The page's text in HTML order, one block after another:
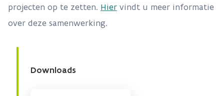
projecten op te zetten. Hier vindt u meer informatie
over deze samenwerking.
Downloads